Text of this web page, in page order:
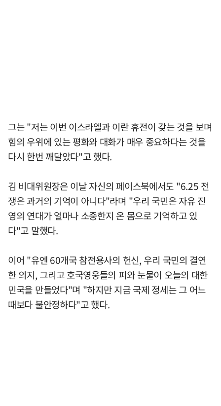
그는 "저는 이번 이스라엘과 이란 휴전이 갖는 것을 보며
힘의 우위에 있는 평화와 대화가 매우 중요하다는 것을
다시 한번 깨달았다"고 했다.
김 비대위원장은 이날 자신의 페이스북에서도 "6.25 전
쟁은 과거의 기억이 아니다"라며 "우리 국민은 자유 진
영의 연대가 얼마나 소중한지 온 몸으로 기억하고 있
다"고 말했다.
이어 "유엔 60개국 참전용사의 헌신, 우리 국민의 결연
한 의지, 그리고 호국영웅들의 피와 눈물이 오늘의 대한
민국을 만들었다"며 "하지만 지금 국제 정세는 그 어느
때보다 불안정하다"고 했다.